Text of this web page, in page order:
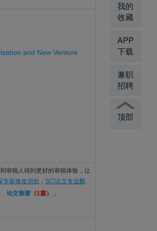
and New Venture
审稿人得到更好的审稿体验，让
专家修改润色 ， SCI论文专业翻
论文致谢 （1篇）
。
我的
收藏
APP
下载
兼职
招聘
顶部